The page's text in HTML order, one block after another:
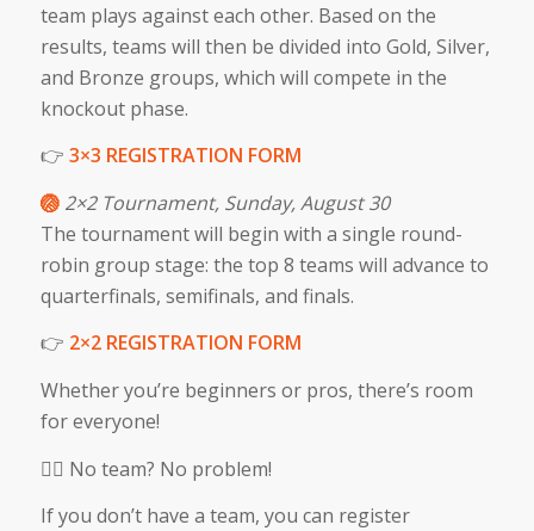
team plays against each other. Based on the
results, teams will then be divided into Gold, Silver,
and Bronze groups, which will compete in the
knockout phase.
👉 3×3 REGISTRATION FORM
🏐 2×2 Tournament, Sunday, August 30
The tournament will begin with a single round-
robin group stage: the top 8 teams will advance to
quarterfinals, semifinals, and finals.
👉 2×2 REGISTRATION FORM
Whether you’re beginners or pros, there’s room
for everyone!
👯‍♀️ No team? No problem!
If you don’t have a team, you can register